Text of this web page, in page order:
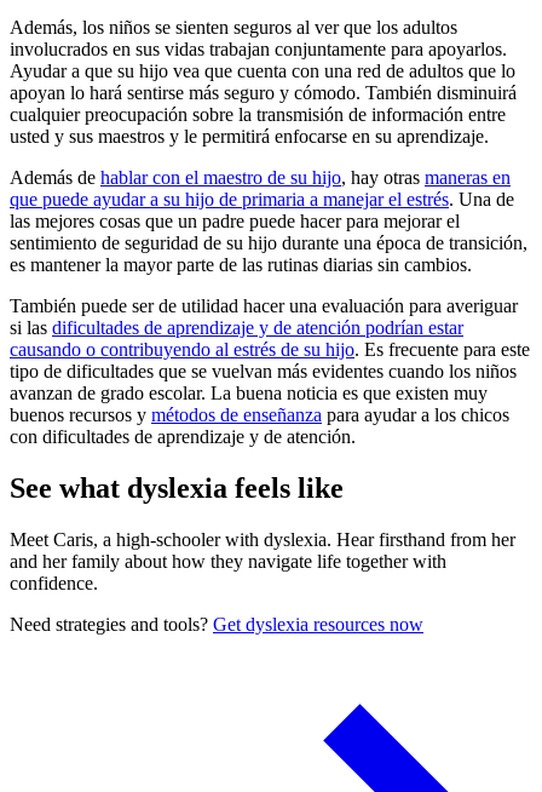
Además, los niños se sienten seguros al ver que los adultos
involucrados en sus vidas trabajan conjuntamente para apoyarlos.
Ayudar a que su hijo vea que cuenta con una red de adultos que lo
apoyan lo hará sentirse más seguro y cómodo. También disminuirá
cualquier preocupación sobre la transmisión de información entre
usted y sus maestros y le permitirá enfocarse en su aprendizaje.
Además de hablar con el maestro de su hijo, hay otras maneras en
que puede ayudar a su hijo de primaria a manejar el estrés. Una de
las mejores cosas que un padre puede hacer para mejorar el
sentimiento de seguridad de su hijo durante una época de transición,
es mantener la mayor parte de las rutinas diarias sin cambios.
También puede ser de utilidad hacer una evaluación para averiguar
si las dificultades de aprendizaje y de atención podrían estar
causando o contribuyendo al estrés de su hijo. Es frecuente para este
tipo de dificultades que se vuelvan más evidentes cuando los niños
avanzan de grado escolar. La buena noticia es que existen muy
buenos recursos y métodos de enseñanza para ayudar a los chicos
con dificultades de aprendizaje y de atención.
See what dyslexia feels like
Meet Caris, a high-schooler with dyslexia. Hear firsthand from her
and her family about how they navigate life together with
confidence.
Need strategies and tools? Get dyslexia resources now